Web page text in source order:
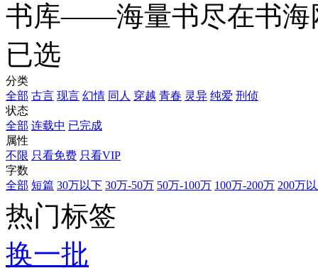
书库——海量书尽在书海
已选
分类
全部 古言 现言 幻情 同人 穿越 青春 灵异 纯爱 刑侦
状态
全部 连载中 已完成
属性
不限 只看免费 只看VIP
字数
全部 短篇 30万以下 30万-50万 50万-100万 100万-200万 200万
热门标签
换一批